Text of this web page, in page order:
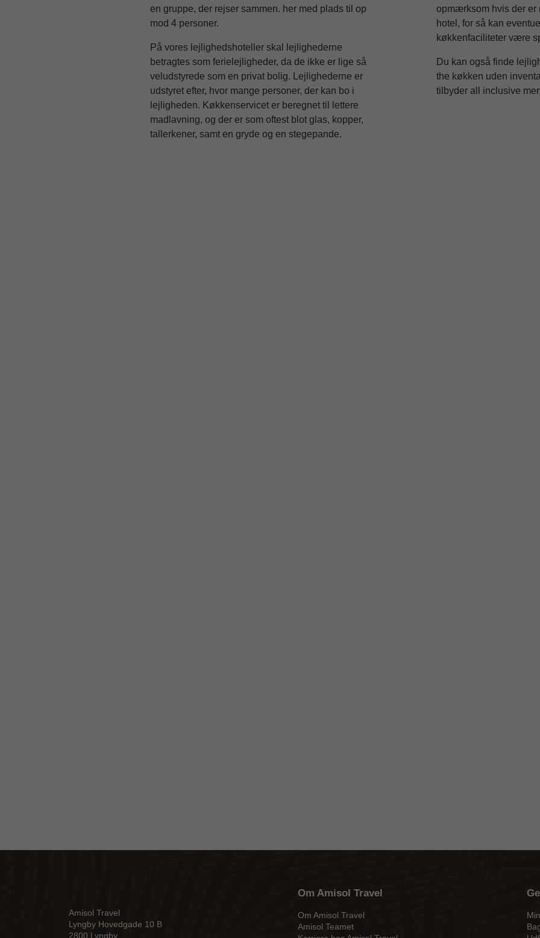
en gruppe, der rejser sammen. her med plads til op
mod 4 personer.
På vores lejlighedshoteller skal lejlighederne
betragtes som ferielejligheder, da de ikke er lige så
veludstyrede som en privat bolig. Lejlighederne er
udstyret efter, hvor mange personer, der kan bo i
lejligheden. Køkkenservicet er beregnet til lettere
madlavning, og der er som oftest blot glas, kopper,
tallerkener, samt en gryde og en stegepande.
opmærksom hvis der er
hotel, for så kan
køkkenfaciliteter være
Du kan også finde
the køkken uden
tilbyder all inclusive
Amisol Travel
Lyngby Hovedgade 10 B
2800 Lyngby
Om Amisol Travel
Om Amisol Travel
Amisol Teamet